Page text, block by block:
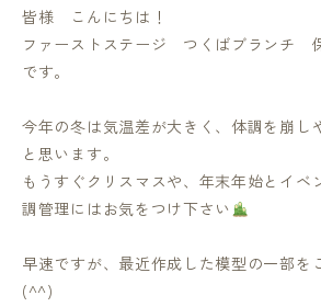
皆様 こんにちは！
ファーストステージ つくばブランチ
です。
今年の冬は気温差が大きく、体調を崩し
と思います。
もうすぐクリスマスや、年末年始とイベ
調管理にはお気をつけ下さい
早速ですが、最近作成した模型の一部を
(^^)